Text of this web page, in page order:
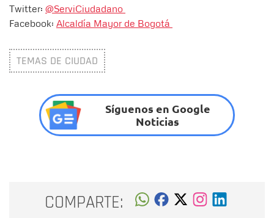
Twitter: @ServiCiudadano
Facebook: Alcaldía Mayor de Bogotá
TEMAS DE CIUDAD
Síguenos en Google
Noticias
COMPARTE: